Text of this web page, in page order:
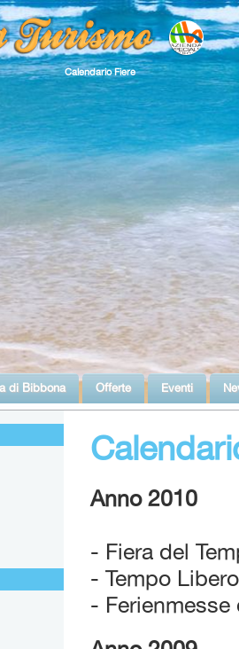
Calendario Fiere
di Bibbona Offerte Eventi
Anno 2010
- Fiera del
- Tempo
-